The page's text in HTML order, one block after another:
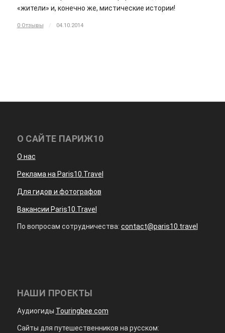
«жители» и, конечно же, мистические истории!
0 Отзывы / 04.10.2014
О САЙТЕ ПАРИЖ10
О нас
Реклама на Paris10.Travel
Для гидов и фотографов
Вакансии Paris10.Travel
По вопросам сотрудничества: contact@paris10.travel
НАШИ ПРОЕКТЫ
Аудиогиды Touringbee.com
Сайты для путешественников на русском: